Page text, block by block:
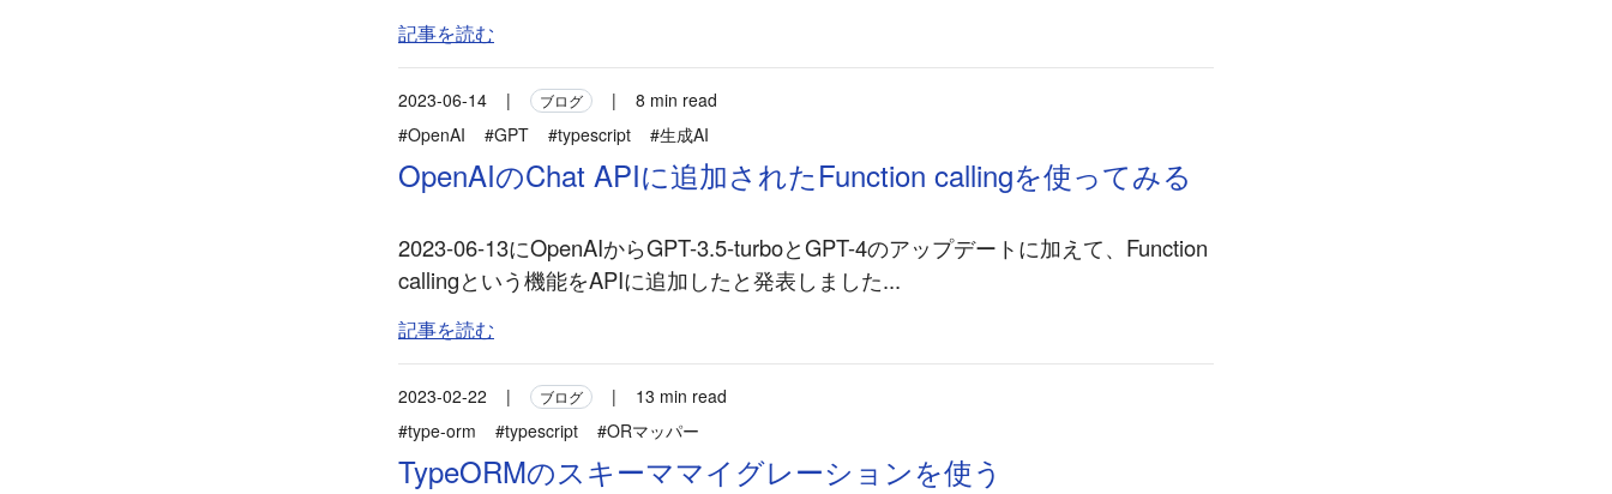
記事を読む
2023-06-14 | ブログ |
8 min read
#OpenAI
#GPT #typescript #生成AI
OpenAIのChat APIに追加されたFunction callingを使ってみる
2023-06-13にOpenAIからGPT-3.5-turboとGPT-4のアップデートに加えて、Function
callingという機能をAPIに追加したと発表しました...
記事を読む
2023-02-22 | ブログ |
13 min read
#type-orm
#typescript #ORマッパー
TypeORMのスキーママイグレーションを使う